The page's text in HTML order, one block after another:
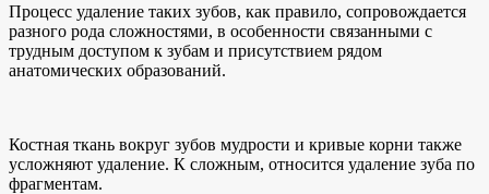
Процесс удаление таких зубов, как правило, сопровождается
разного рода сложностями, в особенности связанными с
трудным доступом к зубам и присутствием рядом
анатомических образований.
Костная ткань вокруг зубов мудрости и кривые корни также
усложняют удаление. К сложным, относится удаление зуба по
фрагментам.